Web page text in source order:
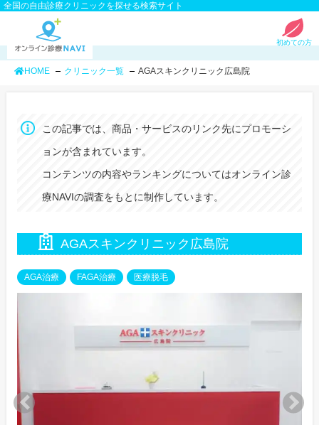
全国の自由診療クリニックを探せる検索サイト
初めての方
HOME クリニック一覧 AGAスキンクリニック広島院
この記事では、商品・サービスのリンク先にプロモーシ
ョンが含まれています。
コンテンツの内容やランキングについてはオンライン診
療NAVIの調査をもとに制作しています。
AGAスキンクリニック広島院
AGA治療 FAGA治療 医療脱毛